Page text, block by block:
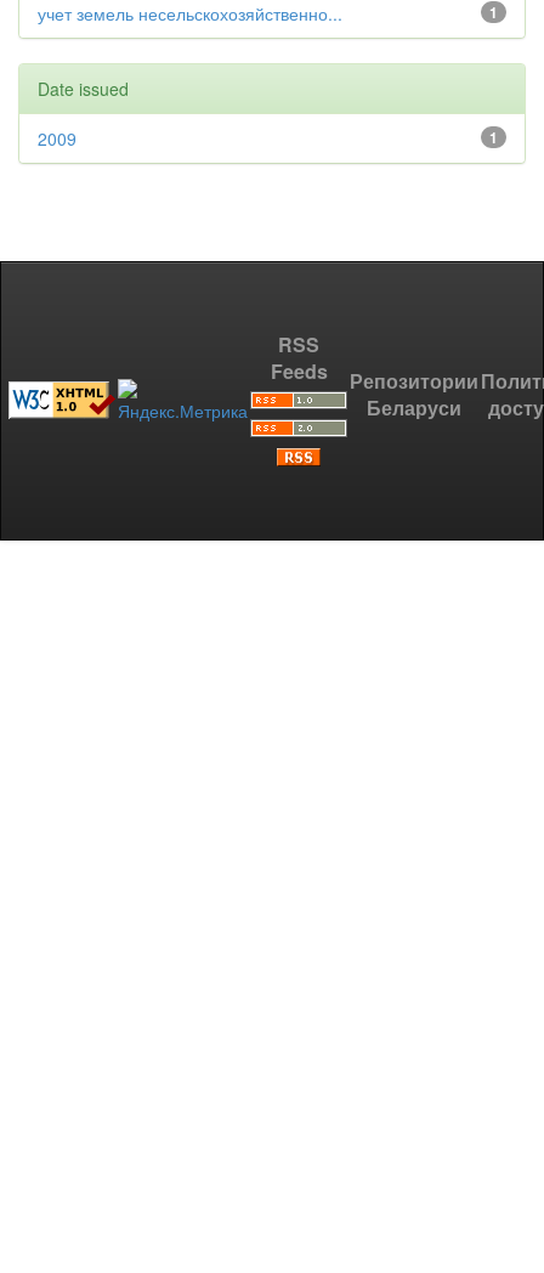
1
учет земель несельскохозяйственно...
Date issued
1
2009
RSS
Feeds
Репозитории
Беларуси